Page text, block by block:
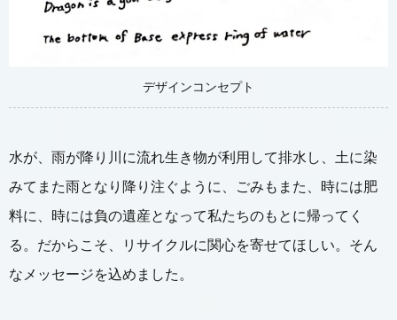
デザインコンセプト
水が、雨が降り川に流れ生き物が利用して排水し、土に染
みてまた雨となり降り注ぐように、ごみもまた、時には肥
料に、時には負の遺産となって私たちのもとに帰ってく
る。だからこそ、リサイクルに関心を寄せてほしい。そん
なメッセージを込めました。